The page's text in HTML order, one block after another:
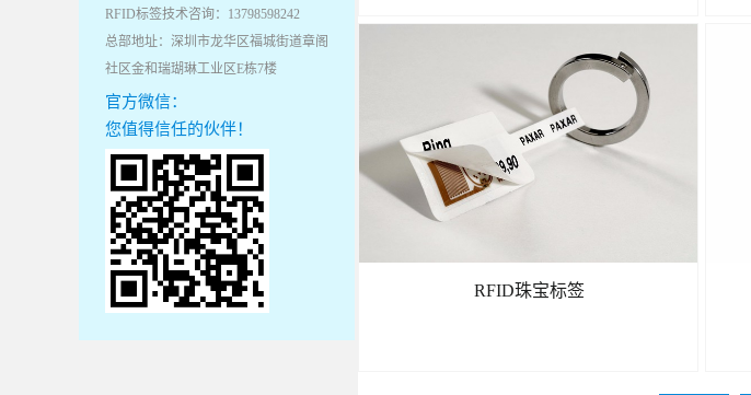
RFID标签技术咨询：13798598242
总部地址：深圳市龙华区福城街道章阁
社区金和瑞瑚琳工业区E栋7楼
官方微信：
您值得信任的伙伴！
了解更多
RFID珠宝标签